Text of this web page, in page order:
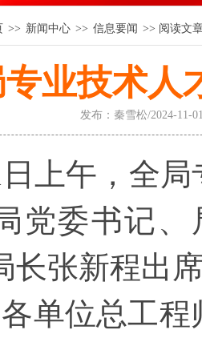
>> 新闻中心 >> 信息要闻 >> 阅读文
业技术人
发布：秦雪松/2024-11-
日上午，全
党委书记
长张新程出
单位总工